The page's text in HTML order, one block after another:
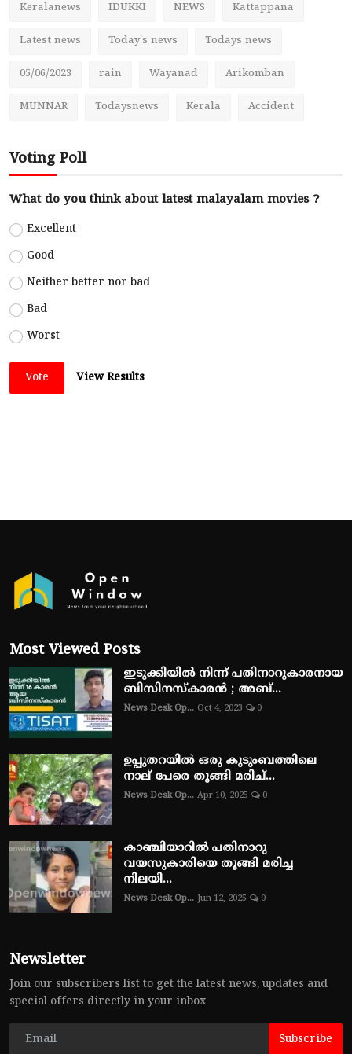
Keralanews IDUKKI NEWS Kattappana
Latest news Today's news Todays news
05/06/2023 rain Wayanad Arikomban
MUNNAR Todaysnews Kerala Accident
Voting Poll
What do you think about latest malayalam movies ?
Excellent
Good
Neither better nor bad
Bad
Worst
Vote View Results
Most Viewed Posts
ഇടുക്കിയിൽ നിന്ന് പതിനാറുകാരനായ
ബിസിനസ്‌കാരൻ ; അബ്...
News Desk Op... Oct 4, 2023 0
ഉപ്പുതറയിൽ ഒരു കുടുംബത്തിലെ
നാല് പേരെ തൂങ്ങി മരിച്...
News Desk Op... Apr 10, 2025 0
കാഞ്ചിയാറിൽ പതിനാറു
വയസുകാരിയെ തൂങ്ങി മരിച്ച
നിലയി...
News Desk Op... Jun 12, 2025 0
Newsletter
Join our subscribers list to get the latest news, updates and
special offers directly in your inbox
Subscribe